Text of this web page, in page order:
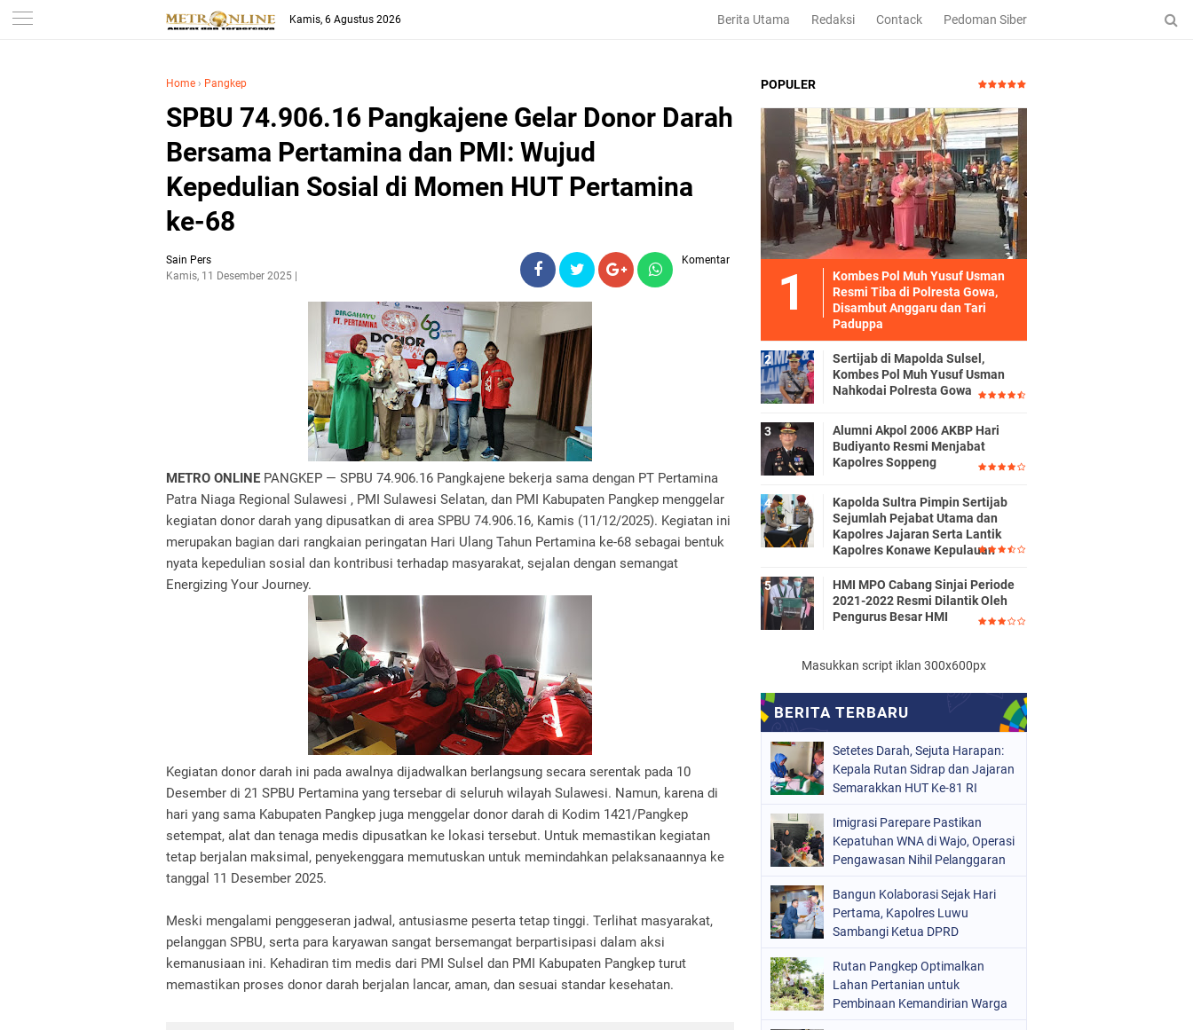
Kamis, 6 Agustus 2026 Berita Utama Redaksi Contack Pedoman Siber
Home › Pangkep
SPBU 74.906.16 Pangkajene Gelar Donor Darah
Bersama Pertamina dan PMI: Wujud
Kepedulian Sosial di Momen HUT Pertamina
ke-68
Sain Pers
Kamis, 11 Desember 2025
Komentar
METRO ONLINE PANGKEP — SPBU 74.906.16 Pangkajene bekerja sama dengan PT Pertamina
Patra Niaga Regional Sulawesi , PMI Sulawesi Selatan, dan PMI Kabupaten Pangkep menggelar
kegiatan donor darah yang dipusatkan di area SPBU 74.906.16, Kamis (11/12/2025). Kegiatan ini
merupakan bagian dari rangkaian peringatan Hari Ulang Tahun Pertamina ke-68 sebagai bentuk
nyata kepedulian sosial dan kontribusi terhadap masyarakat, sejalan dengan semangat
Energizing Your Journey.
Kegiatan donor darah ini pada awalnya dijadwalkan berlangsung secara serentak pada 10
Desember di 21 SPBU Pertamina yang tersebar di seluruh wilayah Sulawesi. Namun, karena di
hari yang sama Kabupaten Pangkep juga menggelar donor darah di Kodim 1421/Pangkep
setempat, alat dan tenaga medis dipusatkan ke lokasi tersebut. Untuk memastikan kegiatan
tetap berjalan maksimal, penyekenggara memutuskan untuk memindahkan pelaksanaannya ke
tanggal 11 Desember 2025.
Meski mengalami penggeseran jadwal, antusiasme peserta tetap tinggi. Terlihat masyarakat,
pelanggan SPBU, serta para karyawan sangat bersemangat berpartisipasi dalam aksi
kemanusiaan ini. Kehadiran tim medis dari PMI Sulsel dan PMI Kabupaten Pangkep turut
memastikan proses donor darah berjalan lancar, aman, dan sesuai standar kesehatan.
POPULER
Kombes Pol Muh Yusuf Usman
Resmi Tiba di Polresta Gowa,
Disambut Anggaru dan Tari
Paduppa
Sertijab di Mapolda Sulsel,
Kombes Pol Muh Yusuf Usman
Nahkodai Polresta Gowa
Alumni Akpol 2006 AKBP Hari
Budiyanto Resmi Menjabat
Kapolres Soppeng
Kapolda Sultra Pimpin Sertijab
Sejumlah Pejabat Utama dan
Kapolres Jajaran Serta Lantik
Kapolres Konawe Kepulauan
HMI MPO Cabang Sinjai Periode
2021-2022 Resmi Dilantik Oleh
Pengurus Besar HMI
Masukkan script iklan 300x600px
Setetes Darah, Sejuta Harapan:
Kepala Rutan Sidrap dan Jajaran
Semarakkan HUT Ke-81 RI
Imigrasi Parepare Pastikan
Kepatuhan WNA di Wajo, Operasi
Pengawasan Nihil Pelanggaran
Bangun Kolaborasi Sejak Hari
Pertama, Kapolres Luwu
Sambangi Ketua DPRD
Rutan Pangkep Optimalkan
Lahan Pertanian untuk
Pembinaan Kemandirian Warga